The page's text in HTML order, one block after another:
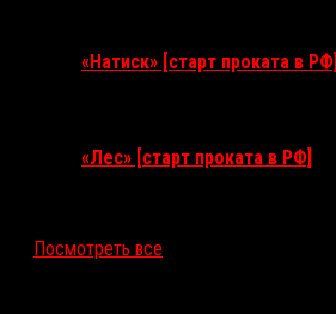
«Натиск» [старт проката в РФ]
«Лес» [старт проката в РФ]
Посмотреть все